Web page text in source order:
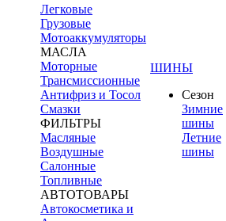
Легковые
Грузовые
Мотоаккумуляторы
МАСЛА
Моторные
Трансмиссионные
Антифриз и Тосол
Смазки
ФИЛЬТРЫ
Масляные
Воздушные
Салонные
Топливные
АВТОТОВАРЫ
Автокосметика и
ШИНЫ
Сезон
Зимние
шины
Летние
шины